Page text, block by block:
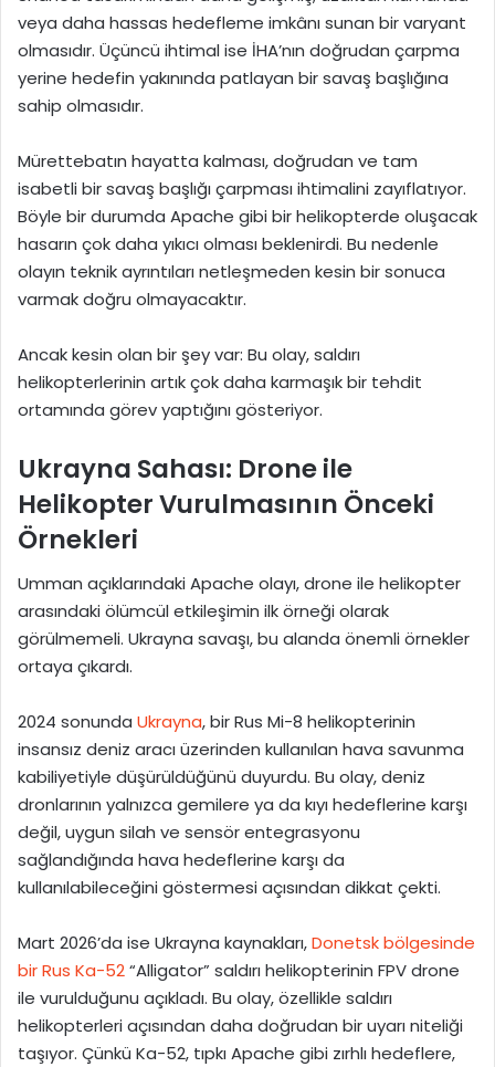
veya daha hassas hedefleme imkânı sunan bir varyant
olmasıdır. Üçüncü ihtimal ise İHA’nın doğrudan çarpma
yerine hedefin yakınında patlayan bir savaş başlığına
sahip olmasıdır.
Mürettebatın hayatta kalması, doğrudan ve tam
isabetli bir savaş başlığı çarpması ihtimalini zayıflatıyor.
Böyle bir durumda Apache gibi bir helikopterde oluşacak
hasarın çok daha yıkıcı olması beklenirdi. Bu nedenle
olayın teknik ayrıntıları netleşmeden kesin bir sonuca
varmak doğru olmayacaktır.
Ancak kesin olan bir şey var: Bu olay, saldırı
helikopterlerinin artık çok daha karmaşık bir tehdit
ortamında görev yaptığını gösteriyor.
Ukrayna Sahası: Drone ile
Helikopter Vurulmasının Önceki
Örnekleri
Umman açıklarındaki Apache olayı, drone ile helikopter
arasındaki ölümcül etkileşimin ilk örneği olarak
görülmemeli. Ukrayna savaşı, bu alanda önemli örnekler
ortaya çıkardı.
2024 sonunda Ukrayna, bir Rus Mi-8 helikopterinin
insansız deniz aracı üzerinden kullanılan hava savunma
kabiliyetiyle düşürüldüğünü duyurdu. Bu olay, deniz
dronlarının yalnızca gemilere ya da kıyı hedeflerine karşı
değil, uygun silah ve sensör entegrasyonu
sağlandığında hava hedeflerine karşı da
kullanılabileceğini göstermesi açısından dikkat çekti.
Mart 2026’da ise Ukrayna kaynakları,Donetsk bölgesinde
bir Rus Ka-52“Alligator” saldırı helikopterinin FPV drone
ile vurulduğunu açıkladı. Bu olay, özellikle saldırı
helikopterleri açısından daha doğrudan bir uyarı niteliği
taşıyor. Çünkü Ka-52, tıpkı Apache gibi zırhlı hedeflere,